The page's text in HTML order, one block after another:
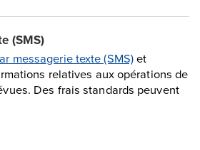
(SMS)
messagerie texte (SMS)et
relatives aux opérations de
Des frais standards peuvent